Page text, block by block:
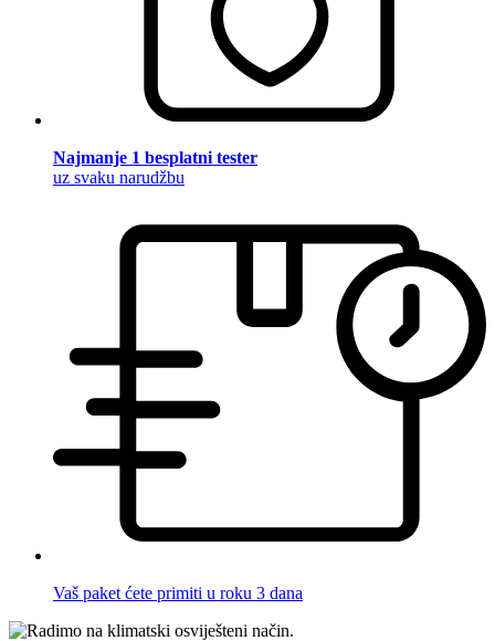
Najmanje 1 besplatni tester
uz svaku narudžbu
Vaš paket ćete primiti u roku 3 dana